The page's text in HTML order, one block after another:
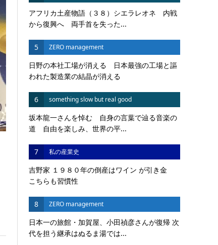
アフリカ土産物語（３８）シエラレオネ 内戦
から復興へ 両手首を失った...
5 ZERO management
日野の本社工場が消える 日本最強の工場と謳
われた製造業の結晶が消える
6 something slow but real good
坂本龍一さんを悼む 自身の言葉で辿る音楽の
道 自由を楽しみ、世界の平...
7 私の産業史
吉野家 １９８０年の倒産はワイン が引き金
こちらも習慣性
8 ZERO management
日本一の旅館・加賀屋、小田禎彦さんが復帰 次
代を担う継承はぬるま湯では...